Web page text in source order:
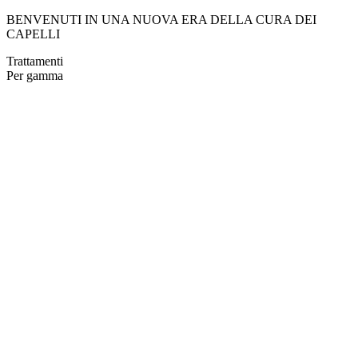
BENVENUTI IN UNA NUOVA ERA DELLA CURA DEI
CAPELLI
Trattamenti
Per gamma